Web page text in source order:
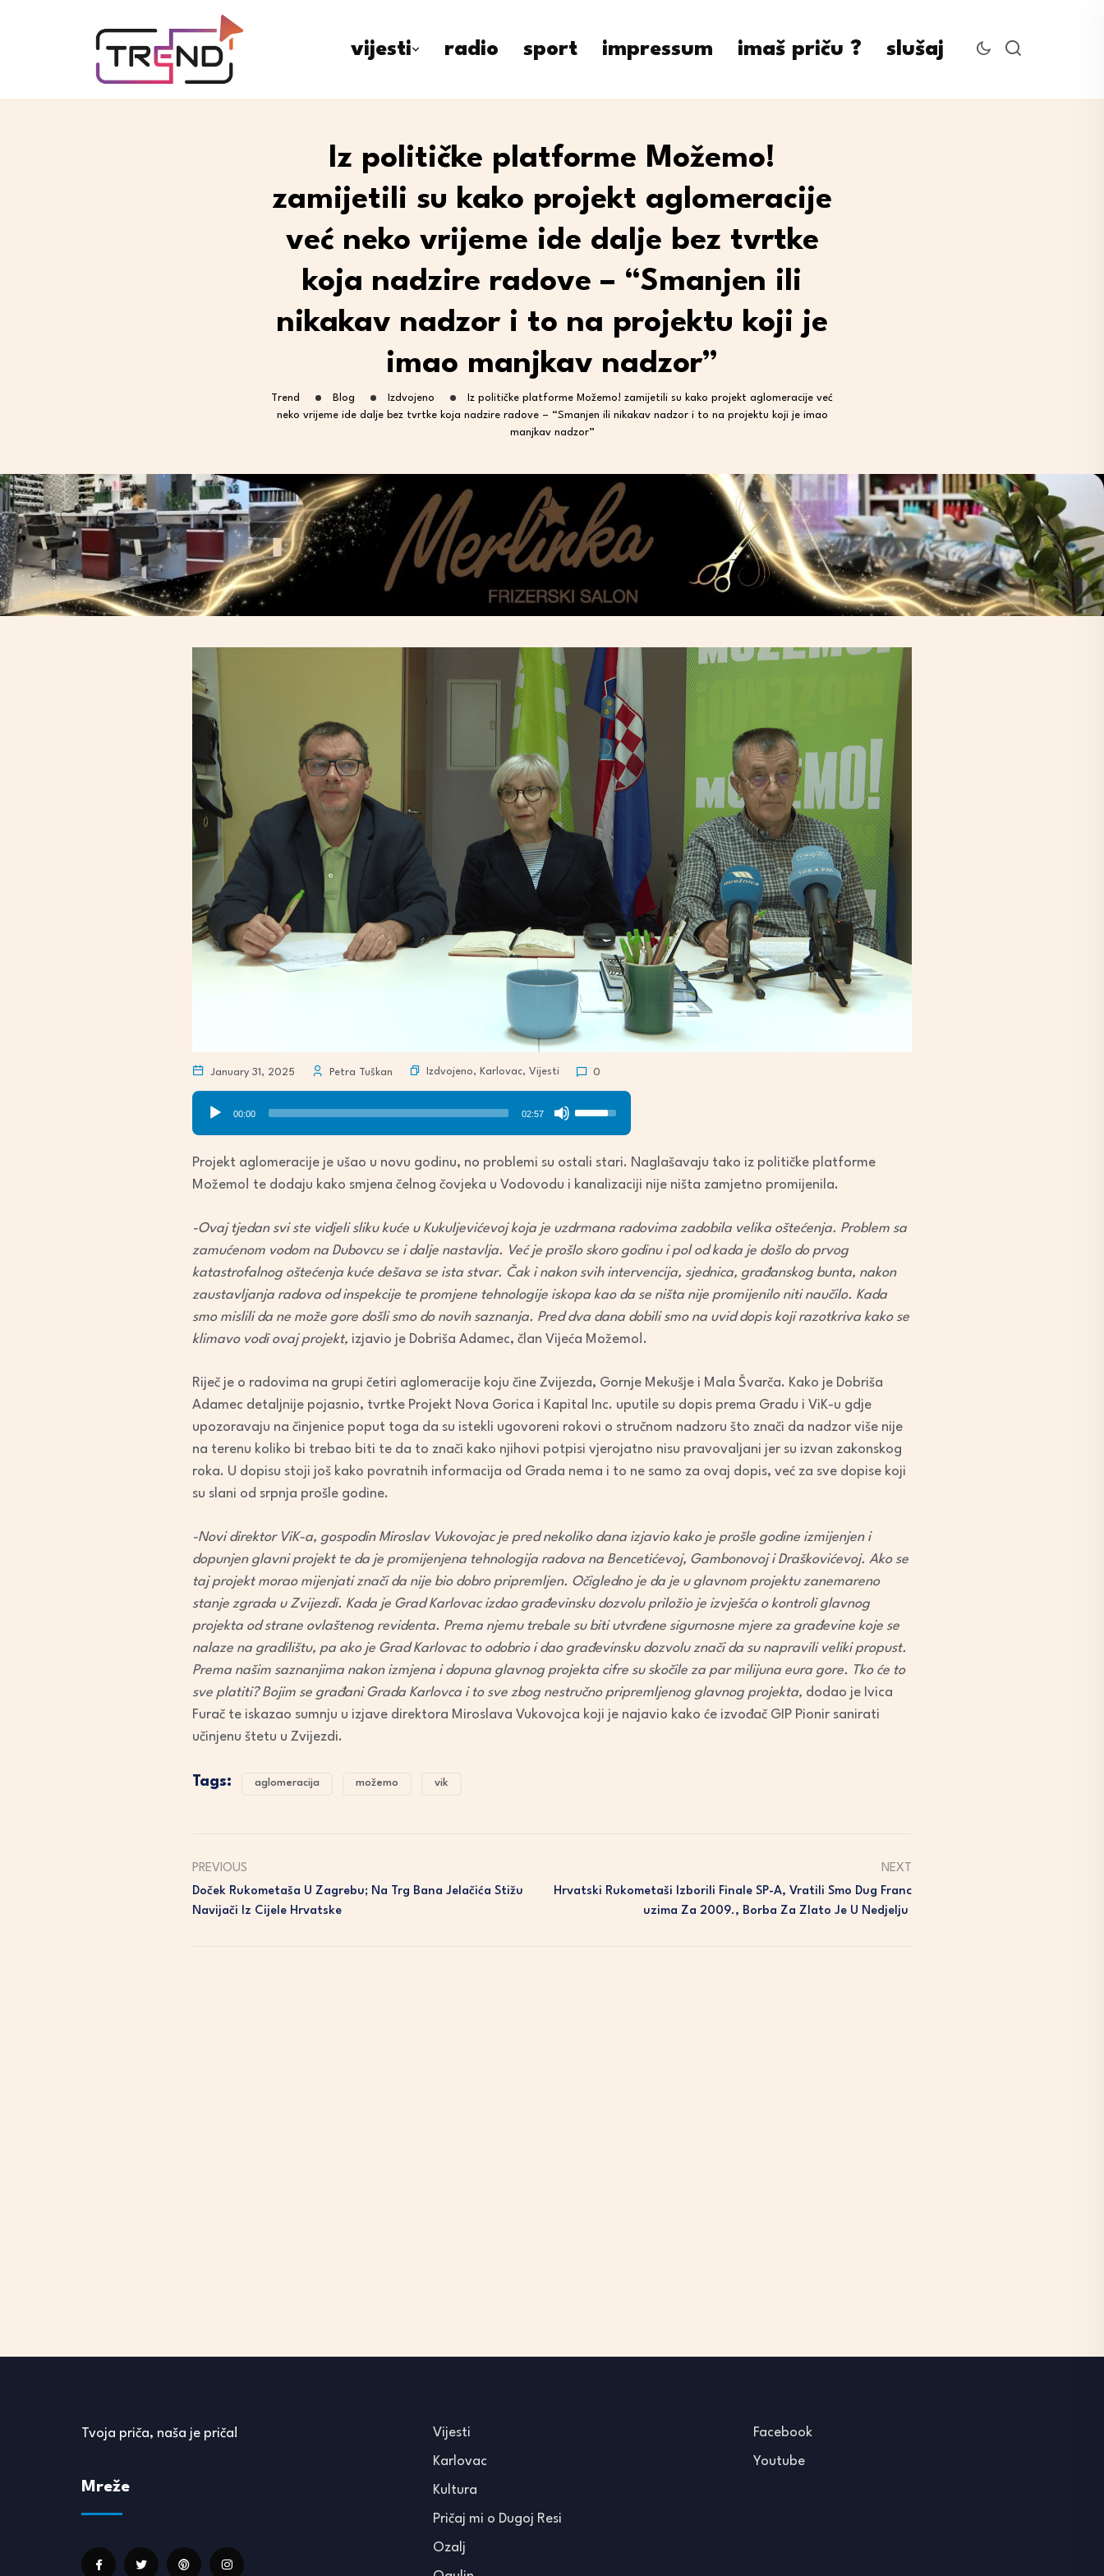
vijesti radio sport impressum imaš priču ? slušaj
Iz političke platforme Možemo!
zamijetili su kako projekt aglomeracije
već neko vrijeme ide dalje bez tvrtke
koja nadzire radove – “Smanjen ili
nikakav nadzor i to na projektu koji je
imao manjkav nadzor”
Trend Blog Izdvojeno
Iz političke platforme Možemo! zamijetili su kako projekt aglomeracije već
neko vrijeme ide dalje bez tvrtke koja nadzire radove – “Smanjen ili nikakav nadzor i to na projektu koji je imao
manjkav nadzor”
January 31, 2025 Petra Tuškan Izdvojeno, Karlovac, Vijesti 0
Audio
Player
00:00 02:57
Use
Up/Down
decrease
Projekt aglomeracije je ušao u novu godinu, no problemi su ostali stari. Naglašavaju tako iz političke platforme
Možemo! te dodaju kako smjena čelnog čovjeka u Vodovodu i kanalizaciji nije ništa zamjetno promijenila.
-Ovaj tjedan svi ste vidjeli sliku kuće u Kukuljevićevoj koja je uzdrmana radovima zadobila velika oštećenja. Problem sa
zamućenom vodom na Dubovcu se i dalje nastavlja. Već je prošlo skoro godinu i pol od kada je došlo do prvog
katastrofalnog oštećenja kuće dešava se ista stvar. Čak i nakon svih intervencija, sjednica, građanskog bunta, nakon
zaustavljanja radova od inspekcije te promjene tehnologije iskopa kao da se ništa nije promijenilo niti naučilo. Kada
smo mislili da ne može gore došli smo do novih saznanja. Pred dva dana dobili smo na uvid dopis koji razotkriva kako se
klimavo vodi ovaj projekt, izjavio je Dobriša Adamec, član Vijeća Možemo!.
Riječ je o radovima na grupi četiri aglomeracije koju čine Zvijezda, Gornje Mekušje i Mala Švarča. Kako je Dobriša
Adamec detaljnije pojasnio, tvrtke Projekt Nova Gorica i Kapital Inc. uputile su dopis prema Gradu i ViK-u gdje
upozoravaju na činjenice poput toga da su istekli ugovoreni rokovi o stručnom nadzoru što znači da nadzor više nije
na terenu koliko bi trebao biti te da to znači kako njihovi potpisi vjerojatno nisu pravovaljani jer su izvan zakonskog
roka. U dopisu stoji još kako povratnih informacija od Grada nema i to ne samo za ovaj dopis, već za sve dopise koji
su slani od srpnja prošle godine.
-Novi direktor ViK-a, gospodin Miroslav Vukovojac je pred nekoliko dana izjavio kako je prošle godine izmijenjen i
dopunjen glavni projekt te da je promijenjena tehnologija radova na Bencetićevoj, Gambonovoj i Draškovićevoj. Ako se
taj projekt morao mijenjati znači da nije bio dobro pripremljen. Očigledno je da je u glavnom projektu zanemareno
stanje zgrada u Zvijezdi. Kada je Grad Karlovac izdao građevinsku dozvolu priložio je izvješća o kontroli glavnog
projekta od strane ovlaštenog revidenta. Prema njemu trebale su biti utvrđene sigurnosne mjere za građevine koje se
nalaze na gradilištu, pa ako je Grad Karlovac to odobrio i dao građevinsku dozvolu znači da su napravili veliki propust.
Prema našim saznanjima nakon izmjena i dopuna glavnog projekta cifre su skočile za par milijuna eura gore. Tko će to
sve platiti? Bojim se građani Grada Karlovca i to sve zbog nestručno pripremljenog glavnog projekta, dodao je Ivica
Furač te iskazao sumnju u izjave direktora Miroslava Vukovojca koji je najavio kako će izvođač GIP Pionir sanirati
učinjenu štetu u Zvijezdi.
Tags: aglomeracija možemo vik
PREVIOUS
Doček Rukometaša U Zagrebu; Na Trg Bana Jelačića Stižu
Navijači Iz Cijele Hrvatske
NEXT
Hrvatski Rukometaši Izborili Finale SP-A, Vratili Smo Dug Franc
Uzima Za 2009., Borba Za Zlato Je U Nedjelju
Tvoja priča, naša je priča!
Mreže
Vijesti
Karlovac
Kultura
Pričaj mi o Dugoj Resi
Ozalj
Facebook
Youtube